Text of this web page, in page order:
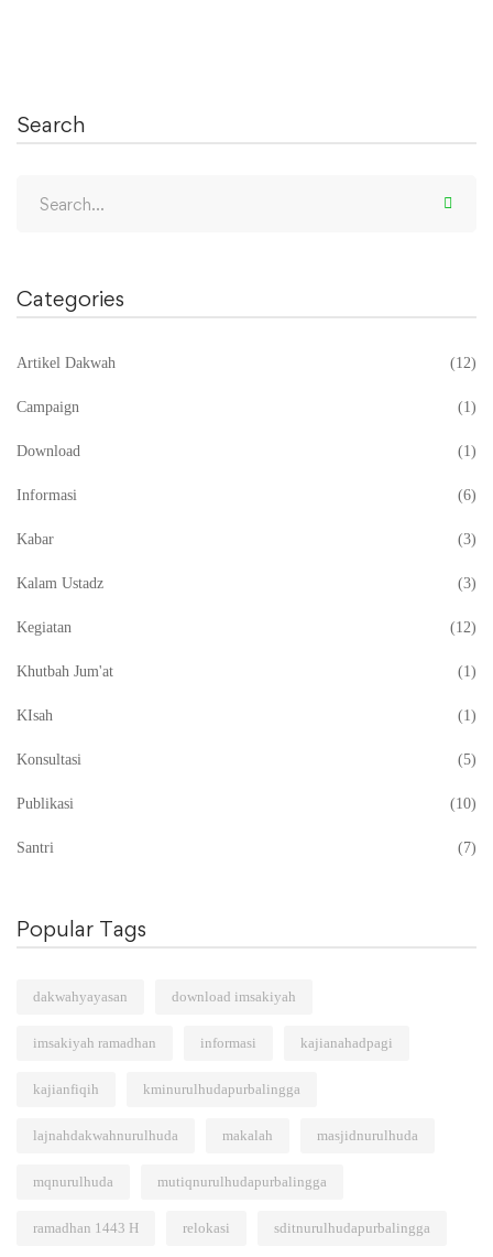
Search
for:
Categories
Artikel Dakwah (12)
Campaign (1)
Download (1)
Informasi (6)
Kabar (3)
Kalam Ustadz (3)
Kegiatan (12)
Khutbah Jum'at (1)
KIsah (1)
Konsultasi (5)
Publikasi (10)
Santri (7)
Popular Tags
dakwahyayasan download imsakiyah
imsakiyah ramadhan informasi kajianahadpagi
kajianfiqih kminurulhudapurbalingga
lajnahdakwahnurulhuda makalah masjidnurulhuda
mqnurulhuda mutiqnurulhudapurbalingga
ramadhan 1443 H relokasi sditnurulhudapurbalingga